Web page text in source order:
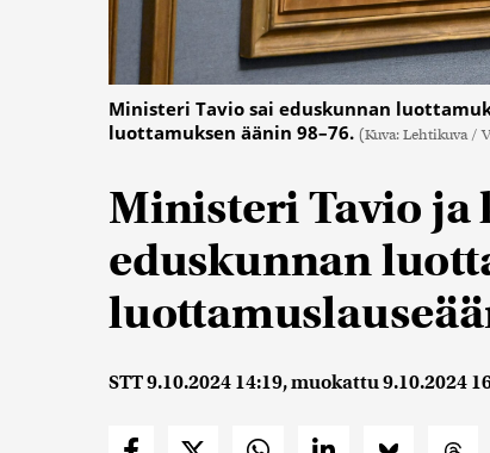
Ministeri Tavio sai eduskunnan
luottamuksen äänin 98–76. (Kuva: Lehtikuva /
Ministeri Tavio ja
eduskunnan
STT9.10.2024 14:19, muokattu9.10.2024